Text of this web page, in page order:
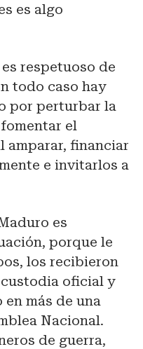
es algo
respetuoso de
todo caso hay
por perturbar la
el
amparar, financiar
e invitarlos a
es
porque le
los recibieron
oficial y
más de una
Nacional.
de guerra,